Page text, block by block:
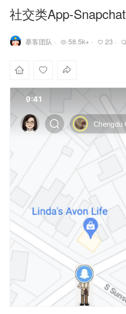
社交类App-Snapchat
摹客团队 · 58.5k+ · 23 ·